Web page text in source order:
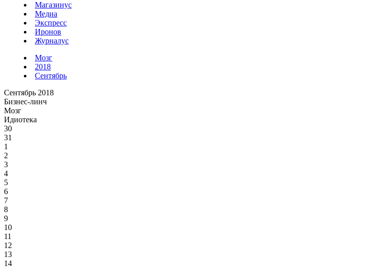
Магазинус
Медиа
Экспресс
Иронов
Журналус
Мозг
2018
Сентябрь
Сентябрь 2018
Бизнес-линч
Мозг
Идиотека
30
31
1
2
3
4
5
6
7
8
9
10
11
12
13
14